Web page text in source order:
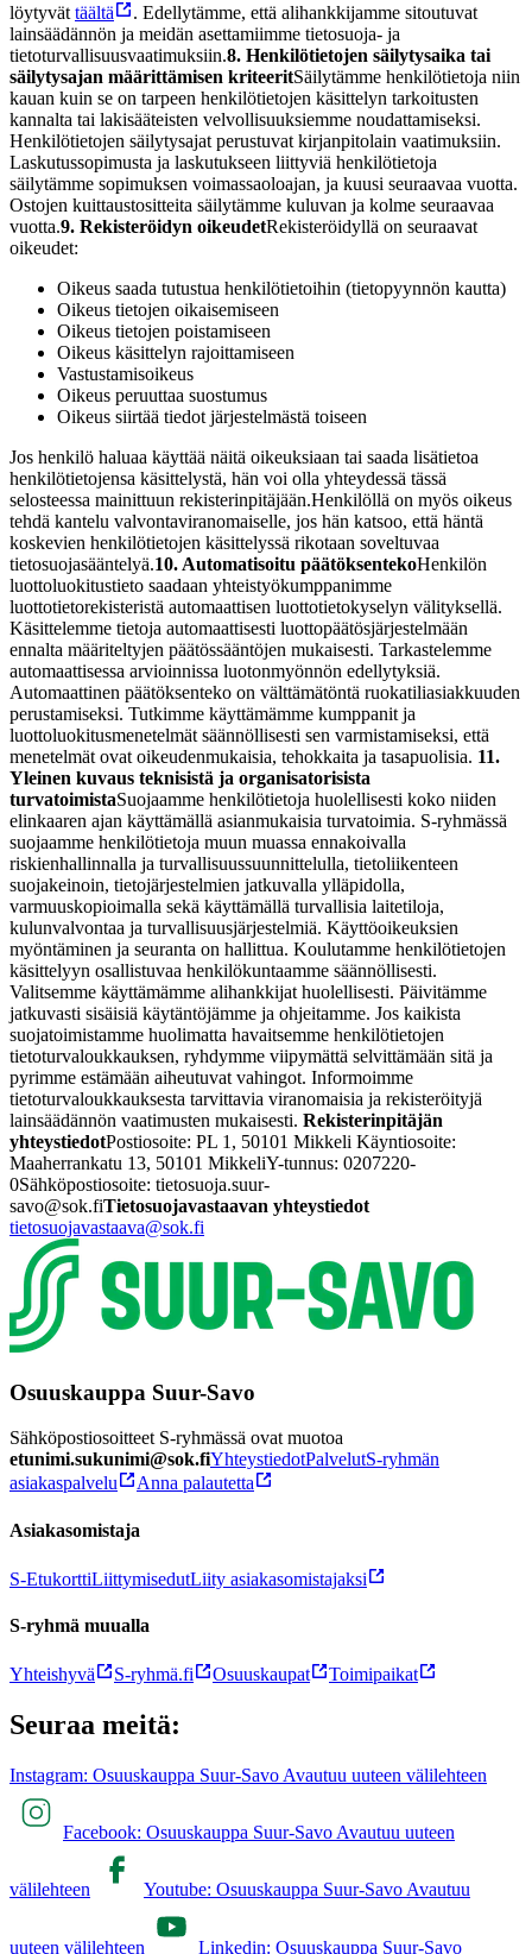
löytyvät täältä . Edellytämme, että alihankkijamme sitoutuvat
lainsäädännön ja meidän asettamiimme tietosuoja- ja
tietoturvallisuusvaatimuksiin.8. Henkilötietojen säilytysaika tai
säilytysajan määrittämisen kriteeritSäilytämme henkilötietoja niin
kauan kuin se on tarpeen henkilötietojen käsittelyn tarkoitusten
kannalta tai lakisääteisten velvollisuuksiemme noudattamiseksi.
Henkilötietojen säilytysajat perustuvat kirjanpitolain vaatimuksiin.
Laskutussopimusta ja laskutukseen liittyviä henkilötietoja
säilytämme sopimuksen voimassaoloajan, ja kuusi seuraavaa vuotta.
Ostojen kuittaustositteita säilytämme kuluvan ja kolme seuraavaa
vuotta.9. Rekisteröidyn oikeudetRekisteröidyllä on seuraavat
oikeudet:
Oikeus saada tutustua henkilötietoihin (tietopyynnön kautta)
Oikeus tietojen oikaisemiseen
Oikeus tietojen poistamiseen
Oikeus käsittelyn rajoittamiseen
Vastustamisoikeus
Oikeus peruuttaa suostumus
Oikeus siirtää tiedot järjestelmästä toiseen
Jos henkilö haluaa käyttää näitä oikeuksiaan tai saada lisätietoa
henkilötietojensa käsittelystä, hän voi olla yhteydessä tässä
selosteessa mainittuun rekisterinpitäjään.Henkilöllä on myös oikeus
tehdä kantelu valvontaviranomaiselle, jos hän katsoo, että häntä
koskevien henkilötietojen käsittelyssä rikotaan soveltuvaa
tietosuojasääntelyä.10. Automatisoitu päätöksentekoHenkilön
luottoluokitustieto saadaan yhteistyökumppanimme
luottotietorekisteristä automaattisen luottotietokyselyn välityksellä.
Käsittelemme tietoja automaattisesti luottopäätösjärjestelmään
ennalta määriteltyjen päätössääntöjen mukaisesti. Tarkastelemme
automaattisessa arvioinnissa luotonmyönnön edellytyksiä.
Automaattinen päätöksenteko on välttämätöntä ruokatiliasiakkuuden
perustamiseksi. Tutkimme käyttämämme kumppanit ja
luottoluokitusmenetelmät säännöllisesti sen varmistamiseksi, että
menetelmät ovat oikeudenmukaisia, tehokkaita ja tasapuolisia. 11.
Yleinen kuvaus teknisistä ja organisatorisista
turvatoimistaSuojaamme henkilötietoja huolellisesti koko niiden
elinkaaren ajan käyttämällä asianmukaisia turvatoimia. S-ryhmässä
suojaamme henkilötietoja muun muassa ennakoivalla
riskienhallinnalla ja turvallisuussuunnittelulla, tietoliikenteen
suojakeinoin, tietojärjestelmien jatkuvalla ylläpidolla,
varmuuskopioimalla sekä käyttämällä turvallisia laitetiloja,
kulunvalvontaa ja turvallisuusjärjestelmiä. Käyttöoikeuksien
myöntäminen ja seuranta on hallittua. Koulutamme henkilötietojen
käsittelyyn osallistuvaa henkilökuntaamme säännöllisesti.
Valitsemme käyttämämme alihankkijat huolellisesti. Päivitämme
jatkuvasti sisäisiä käytäntöjämme ja ohjeitamme. Jos kaikista
suojatoimistamme huolimatta havaitsemme henkilötietojen
tietoturvaloukkauksen, ryhdymme viipymättä selvittämään sitä ja
pyrimme estämään aiheutuvat vahingot. Informoimme
tietoturvaloukkauksesta tarvittavia viranomaisia ja rekisteröityjä
lainsäädännön vaatimusten mukaisesti. Rekisterinpitäjän
yhteystiedotPostiosoite: PL 1, 50101 Mikkeli Käyntiosoite:
Maaherrankatu 13, 50101 MikkeliY-tunnus: 0207220-
0Sähköpostiosoite: tietosuoja.suur-
savo@sok.fiTietosuojavastaavan yhteystiedot
tietosuojavastaava@sok.fi
Osuuskauppa Suur-Savo
Sähköpostiosoitteet S-ryhmässä ovat muotoa
etunimi.sukunimi@sok.fiYhteystiedotPalvelutS-ryhmän
asiakaspalvelu
Anna palautetta
Asiakasomistaja
S-EtukorttiLiittymisedutLiity asiakasomistajaksi
S-ryhmä muualla
Yhteishyvä S-ryhmä.fi Osuuskaupat Toimipaikat
Seuraa meitä:
Instagram: Osuuskauppa Suur-Savo Avautuu uuteen välilehteen
Facebook: Osuuskauppa Suur-Savo Avautuu uuteen
välilehteen Youtube: Osuuskauppa Suur-Savo Avautuu
uuteen välilehteen Linkedin: Osuuskauppa Suur-Savo